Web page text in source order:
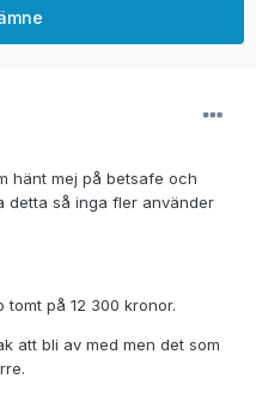
hänt mej på betsafe och
detta så inga fler använder
på 12 300 kronor.
att bli av med men det som